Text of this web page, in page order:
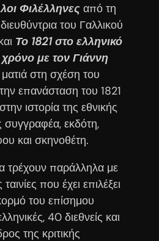
Φιλέλληνες από τη
του Γαλλικού
Το 1821 στο ελληνικό
χρόνο με τον Γιάννη
ματιά στη σχέση του
επανάσταση του 1821
ιστορία της εθνικής
συγγραφέα, εκδότη,
και σκηνοθέτη.
παράλληλα με
που έχει επιλέξει
του επίσημου
40 διεθνείς και
της κριτικής